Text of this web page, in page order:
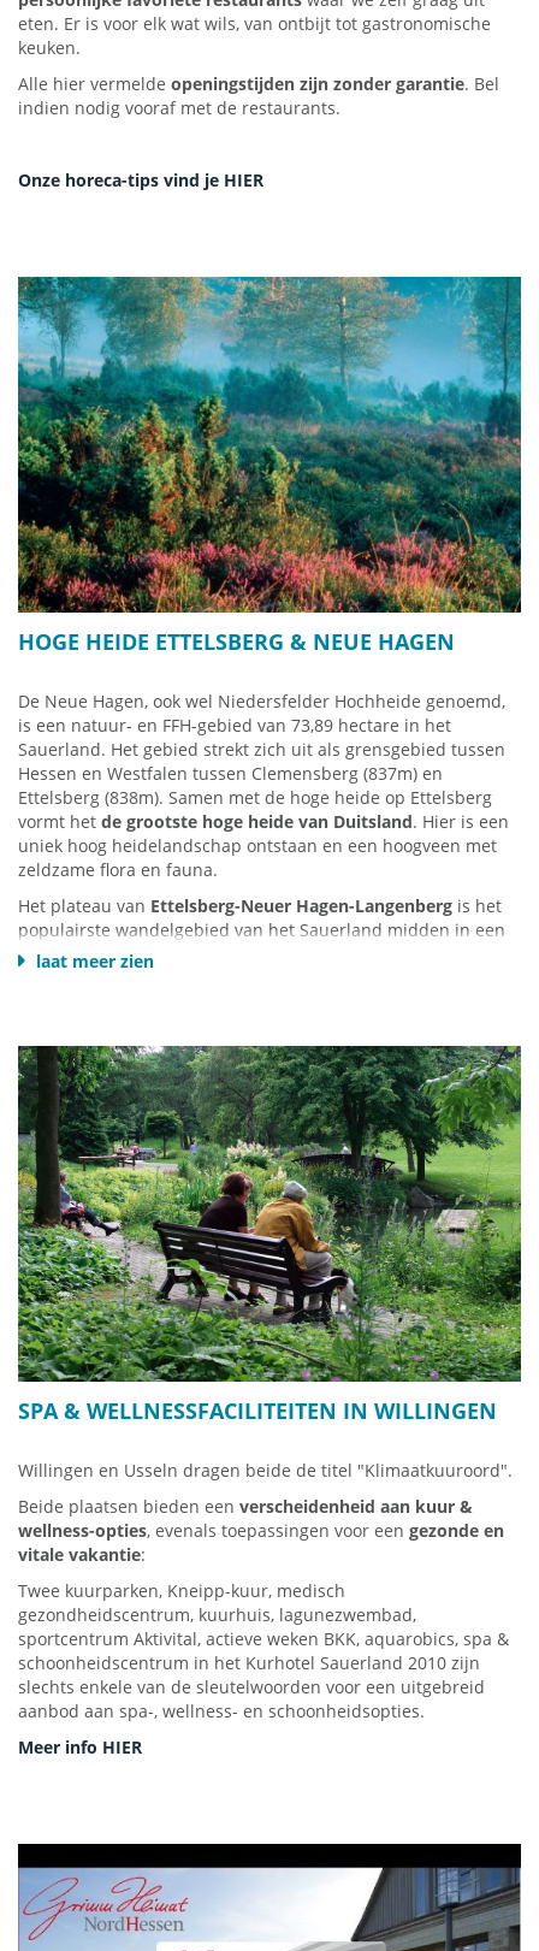
eten. Er is voor elk wat wils, van ontbijt tot gastronomische
keuken.
Alle hier vermelde openingstijden zijn zonder garantie. Bel
indien nodig vooraf met de restaurants.
Onze horeca-tips vind je HIER
HOGE HEIDE ETTELSBERG & NEUE HAGEN
De Neue Hagen, ook wel Niedersfelder Hochheide genoemd,
is een natuur- en FFH-gebied van 73,89 hectare in het
Sauerland. Het gebied strekt zich uit als grensgebied tussen
Hessen en Westfalen tussen Clemensberg (837m) en
Ettelsberg (838m). Samen met de hoge heide op Ettelsberg
vormt het de grootste hoge heide van Duitsland. Hier is een
uniek hoog heidelandschap ontstaan ​​en een hoogveen met
zeldzame flora en fauna.
Het plateau van Ettelsberg-Neuer Hagen-Langenberg is het
populairste wandelgebied van het Sauerland midden in een
volledig verkeersvrij gebied van bijna 100km². De
Ettelsberg kabelbaan naar de Neuer Hagen Hochheide en
terug is ca. 13km. Wie niet zo goed is in wandelen, kan in
Willingen bij het dalstation Ettelsberg kabelbaan ook eene-
bike
huren voor een waardevolle fietstocht door deze zeer
mooie natuurregio.
Als alternatief kunt u vanuit Niedersfeld (B480 Olsberg-
Winterberg) naar de Niedersfelder Hochheide-hut rijden
(reistijd vanaf Willingen ca. 30 min.) En van daaruit de 5 km
lange themawandelweg "De gouden weg" (info klik HIER) door
de Wandeling in de Hochheide.
laat meer zien
SPA & WELLNESSFACILITEITEN IN WILLINGEN
Willingen en Usseln dragen beide de titel "Klimaatkuuroord".
Beide plaatsen bieden een verscheidenheid aan kuur &
wellness-opties, evenals toepassingen voor een gezonde en
vitale vakantie:
Twee kuurparken, Kneipp-kuur, medisch
gezondheidscentrum, kuurhuis, lagunezwembad,
sportcentrum Aktivital, actieve weken BKK, aquarobics, spa &
schoonheidscentrum in het Kurhotel Sauerland 2010 zijn
slechts enkele van de sleutelwoorden voor een uitgebreid
aanbod aan spa-, wellness- en schoonheidsopties.
Meer info HIER